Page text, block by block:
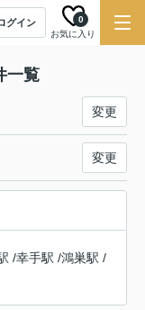
グイン
お気に入り
0
一覧
変更
変更
/幸手駅 /鴻巣駅 /